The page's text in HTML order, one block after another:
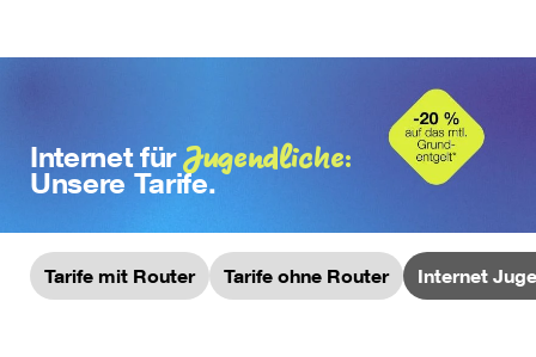
Internet fürJugendliche:
Unsere Tarife.
Tarife mit Router Tarife ohne Router Internet